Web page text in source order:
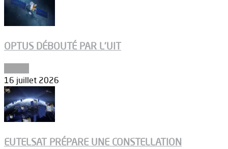
OPTUS DÉBOUTÉ PAR L’UIT
16 juillet 2026
EUTELSAT PRÉPARE UNE CONSTELLATION